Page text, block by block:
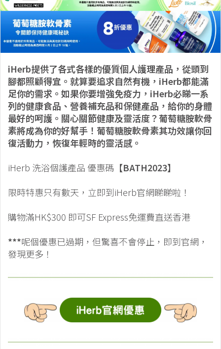
iHerb提供了各式各樣的優質個人護理產品，從頭到
腳都照顧得宜。就算要追求自然有機，iHerb都能滿
足你的需求。如果你要增強免疫力，iHerb必睇一系
列的健康食品、營養補充品和保健產品，給你的身體
最好的呵護。關心關節健康及靈活度？葡萄糖胺軟骨
素將成為你的好幫手！葡萄糖胺軟骨素其功效讓你回
復活動力，恢復年輕時的靈活感。
iHerb 洗浴個護產品 優惠碼 【BATH2023】
限時特惠只有數天，立即到iHerb官網睇睇啦！
購物滿HK$300 即可SF Express免運費直送香港
***呢個優惠已過期，但驚喜不會停止，即到官網，
發現更多！